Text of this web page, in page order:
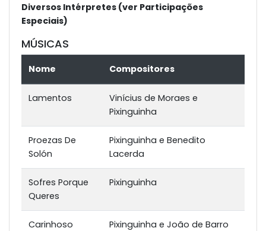
Diversos Intérpretes (ver Participações
Especiais)
MÚSICAS
Nome Compositores
Lamentos
Vinícius de Moraes e
Pixinguinha
Proezas De
Solón
Pixinguinha e Benedito
Lacerda
Sofres Porque
Queres
Pixinguinha
Carinhoso
Pixinguinha e João de Barro